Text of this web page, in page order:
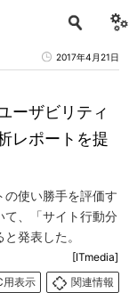
2017年4月21日
ーザビリティ
レポートを提
の使い勝手を評価す
て、「サイト行動分
発表した。
[ITmedia]
用表示
関連情報